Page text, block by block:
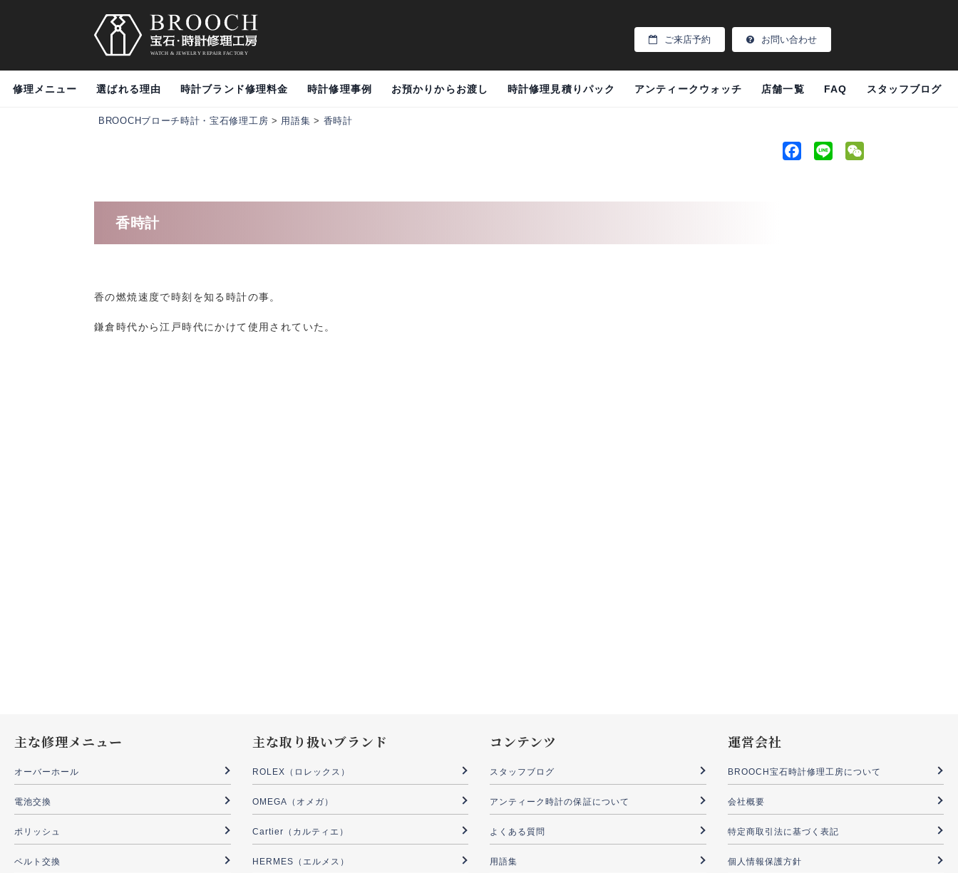
ご来店予約 お問い合わせ
修理メニュー 選ばれる理由 時計ブランド修理料金 時計修理事例 お預かりからお渡し 時計修理見積りパック アンティークウォッチ 店舗一覧 FAQ スタッフブログ
BROOCHブローチ時計・宝石修理工房 > 用語集 > 香時計
香時計
香の燃焼速度で時刻を知る時計の事。
鎌倉時代から江戸時代にかけて使用されていた。
主な修理メニュー
オーバーホール
電池交換
ポリッシュ
ベルト交換
主な取り扱いブランド
ROLEX（ロレックス）
OMEGA（オメガ）
Cartier（カルティエ）
HERMES（エルメス）
コンテンツ
スタッフブログ
アンティーク時計の保証について
よくある質問
用語集
運営会社
BROOCH宝石時計修理工房について
会社概要
特定商取引法に基づく表記
個人情報保護方針